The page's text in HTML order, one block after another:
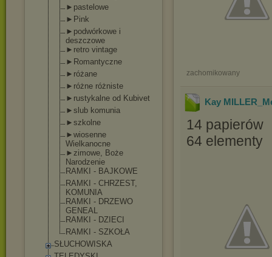
►pastelowe
►Pink
►podwórkowe i
deszczowe
►retro vintage
►Romantyczne
►różane
►różne różniste
►rustykalne od Kubivet
►slub komunia
►szkolne
►wiosenne
Wielkanocne
►zimowe, Boże
Narodzenie
RAMKI - BAJKOWE
RAMKI - CHRZEST,
KOMUNIA
RAMKI - DRZEWO
GENEAL
RAMKI - DZIECI
RAMKI - SZKOŁA
SŁUCHOWISKA
zachomikowany
Kay
14 papierów
64 elementy